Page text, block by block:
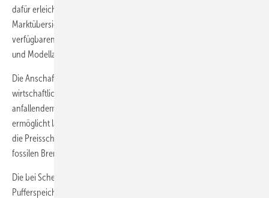
dafür erleichtert die von der FNR neu herausgegebene
Marktübersicht, die technische Daten und Preise der aktuell
verfügbaren Modelle vergleicht und wichtige Hinweise für die Planung
und Modellauswahl bietet.
Die Anschaffung einer modernen Holz-Heizung ist oft auch unter
wirtschaftlichen Gesichtspunkten vorteilhaft. Heizen mit regional
anfallendem Energie- bzw. Brennholz im Scheitholzvergaserkessel
ermöglicht langfristig stabile Kosten für die Wärmebereitstellung ohne
die Preisschwankungen und Preissteigerungsraten, wie sie bei
fossilen Brennstoffen zu verzeichnen und zu erwarten sind.
Die bei Scheitholzvergaserkesseln ohnehin erforderlichen
Pufferspeicher bieten sich zudem dafür an, Solarenergie einzubinden